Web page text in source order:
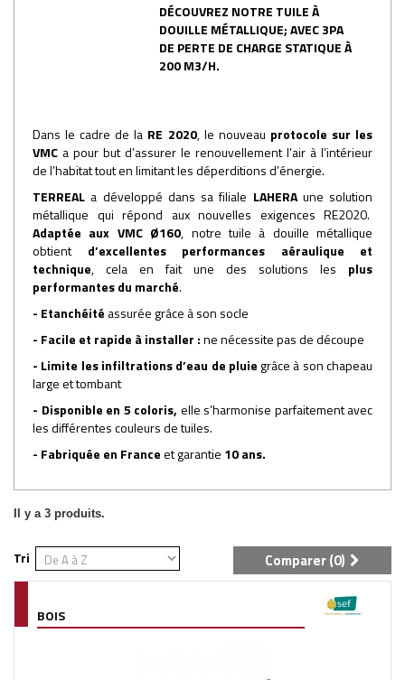
DÉCOUVREZ NOTRE TUILE À
DOUILLE MÉTALLIQUE; AVEC 3PA
DE PERTE DE CHARGE STATIQUE À
200 M3/H.
Dans le cadre de la RE 2020, le nouveau protocole sur les
VMC a pour but d’assurer le renouvellement l’air à l’intérieur
de l’habitat tout en limitant les déperditions d’énergie.
TERREAL a développé dans sa filiale LAHERAune solution
métallique qui répond aux nouvelles exigences RE2020.
Adaptée aux VMC Ø160, notre tuile à douille métallique
obtient d’excellentes performances aéraulique et
technique, cela en fait une des solutions les plus
performantes du marché.
- Etanchéité assurée grâce à son socle
- Facile et rapide à installer :ne nécessite pas de découpe
- Limite les infiltrations d’eau de pluiegrâce à son chapeau
large et tombant
- Disponible en 5 coloris, elle s’harmonise parfaitement avec
les différentes couleurs de tuiles.
- Fabriquée en Franceet garantie 10 ans.
Il y a 3 produits.
Tri Comparer (0)
BOIS